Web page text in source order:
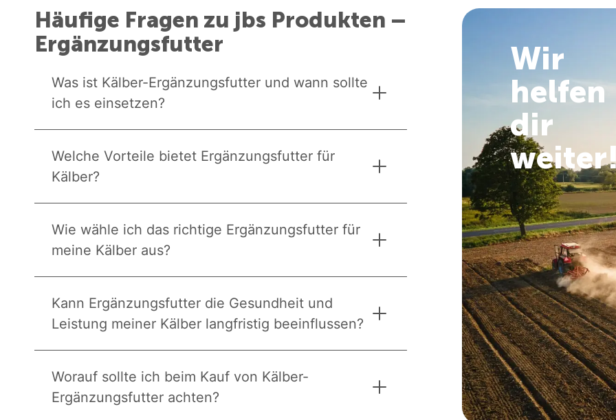
Häufige Fragen zu jbs Produkten –
Ergänzungsfutter
Was ist Kälber-Ergänzungsfutter und wann sollte
ich es einsetzen?
Welche Vorteile bietet Ergänzungsfutter für
Kälber?
Wie wähle ich das richtige Ergänzungsfutter für
meine Kälber aus?
Kann Ergänzungsfutter die Gesundheit und
Leistung meiner Kälber langfristig beeinflussen?
Worauf sollte ich beim Kauf von Kälber-
Ergänzungsfutter achten?
Wir
helfen
dir